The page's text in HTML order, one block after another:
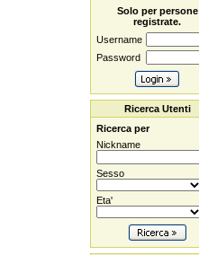
Solo per persone
registrate.
Username
Password
Ricerca Utenti
Ricerca per
Nickname
Sesso
Eta'